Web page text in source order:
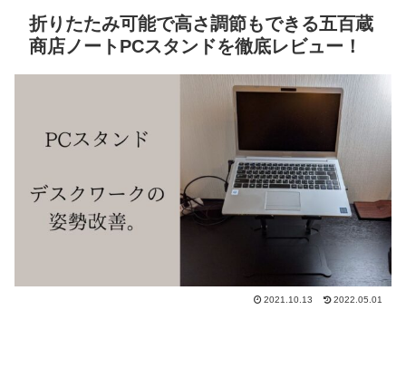
折りたたみ可能で高さ調節もできる五百蔵
商店ノートPCスタンドを徹底レビュー！
2021.10.13 2022.05.01